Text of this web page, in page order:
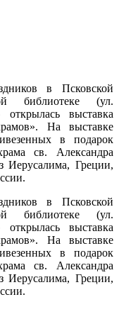
в Псковской
библиотеке (ул.
выставка
На выставке
в подарок
св. Александра
Иерусалима, Греции,
в Псковской
библиотеке (ул.
выставка
На выставке
в подарок
св. Александра
Иерусалима, Греции,